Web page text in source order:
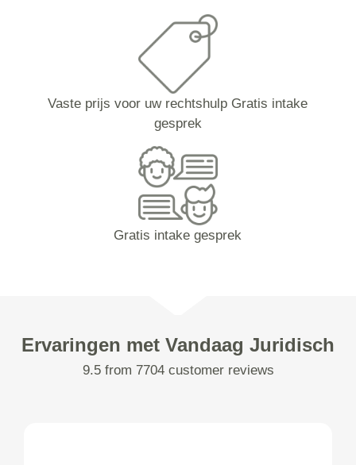
Vaste prijs voor uw rechtshulp Gratis intake
gesprek
Gratis intake gesprek
Ervaringen met Vandaag Juridisch
9.5 from 7704 customer reviews